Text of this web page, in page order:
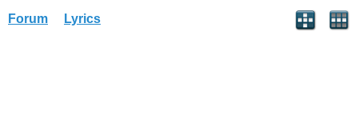
Forum Lyrics